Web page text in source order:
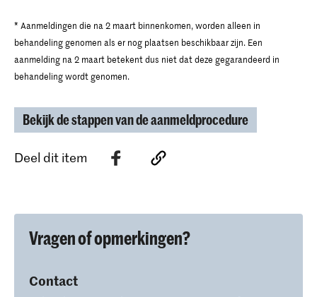
* Aanmeldingen die na 2 maart binnenkomen, worden alleen in
behandeling genomen als er nog plaatsen beschikbaar zijn. Een
aanmelding na 2 maart betekent dus niet dat deze gegarandeerd in
behandeling wordt genomen.
Bekijk de stappen van de aanmeldprocedure
Deel dit item
Vragen of opmerkingen?
Contact